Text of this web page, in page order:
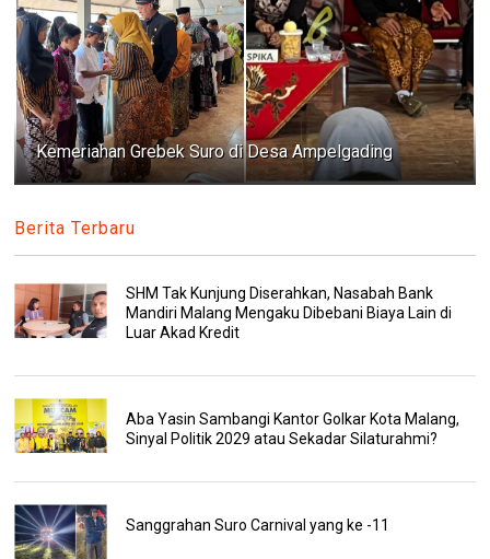
Kemeriahan Grebek Suro di Desa Ampelgading
Berita Terbaru
SHM Tak Kunjung Diserahkan, Nasabah Bank
Mandiri Malang Mengaku Dibebani Biaya Lain di
Luar Akad Kredit
Aba Yasin Sambangi Kantor Golkar Kota Malang,
Sinyal Politik 2029 atau Sekadar Silaturahmi?
Sanggrahan Suro Carnival yang ke -11